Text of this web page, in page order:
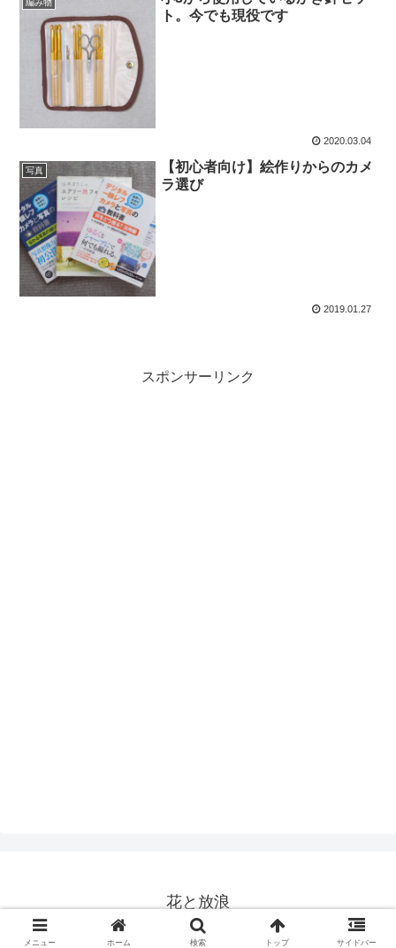
ト。今でも現役です
2020.03.04
写真
【初心者向け】絵作りからのカメ
ラ選び
2019.01.27
スポンサーリンク
花と放浪
© 2018 花と放浪.
メニュー ホーム 検索 トップ サイドバー